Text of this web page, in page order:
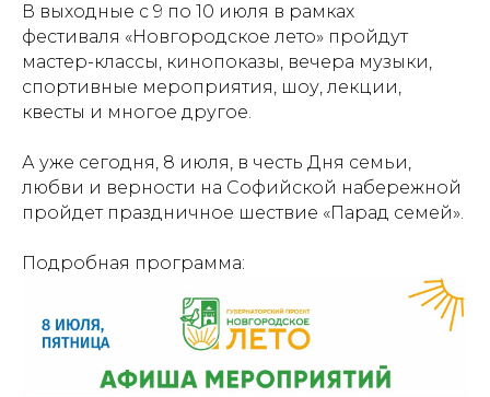
В выходные с 9 по 10 июля в рамках
фестиваля «Новгородское лето» пройдут
мастер-классы, кинопоказы, вечера музыки,
спортивные мероприятия, шоу, лекции,
квесты и многое другое.
А уже сегодня, 8 июля, в честь Дня семьи,
любви и верности на Софийской набережной
пройдет праздничное шествие «Парад семей».
Подробная программа: